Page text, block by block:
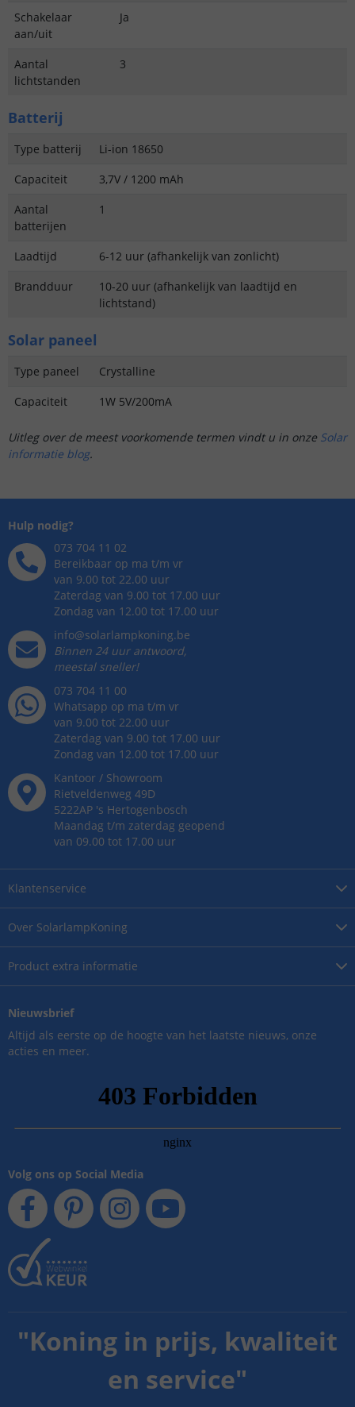
Schakelaar
aan/uit
Ja
Aantal
lichtstanden
3
Batterij
Type batterij
Li-ion 18650
Capaciteit
3,7V / 1200 mAh
Aantal
batterijen
1
Laadtijd
6-12 uur (afhankelijk van zonlicht)
Brandduur
10-20 uur (afhankelijk van laadtijd en
lichtstand)
Solar paneel
Type paneel
Crystalline
Capaciteit
1W 5V/200mA
Uitleg over de meest voorkomende termen vindt u in onze Solar
informatie blog.
Over SolarlampKoning
Product extra informatie
Klantenservice
Hulp nodig?
073 704 11 02
Bereikbaar op ma t/m vr
van 9.00 tot 22.00 uur
Zaterdag van 9.00 tot 17.00 uur
Zondag van 12.00 tot 17.00 uur
info@solarlampkoning.be
Binnen 24 uur antwoord,
meestal sneller!
073 704 11 00
Whatsapp op ma t/m vr
van 9.00 tot 22.00 uur
Zaterdag van 9.00 tot 17.00 uur
Zondag van 12.00 tot 17.00 uur
Kantoor / Showroom
Rietveldenweg 49D
5222AP 's Hertogenbosch
Maandag t/m zaterdag geopend
van 09.00 tot 17.00 uur
Nieuwsbrief
Altijd als eerste op de hoogte van het laatste nieuws, onze
acties en meer.
Volg ons op Social Media
"Koning in prijs, kwaliteit
en service"